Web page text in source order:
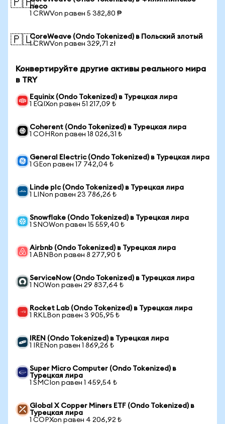
🇵🇭песо
1 CRWVon равен 5 382,80 ₱
🇵🇱CoreWeave (Ondo Tokenized) в Польский злотый
1 CRWVon равен 329,71 zł
Конвертируйте другие активы реального мира
в TRY
Equinix (Ondo Tokenized) в Турецкая лира
1 EQIXon равен 51 217,09 ₺
Coherent (Ondo Tokenized) в Турецкая лира
1 COHRon равен 18 026,31 ₺
General Electric (Ondo Tokenized) в Турецкая лира
1 GEon равен 17 742,04 ₺
Linde plc (Ondo Tokenized) в Турецкая лира
1 LINon равен 23 786,26 ₺
Snowflake (Ondo Tokenized) в Турецкая лира
1 SNOWon равен 15 559,40 ₺
Airbnb (Ondo Tokenized) в Турецкая лира
1 ABNBon равен 8 277,90 ₺
ServiceNow (Ondo Tokenized) в Турецкая лира
1 NOWon равен 29 837,64 ₺
Rocket Lab (Ondo Tokenized) в Турецкая лира
1 RKLBon равен 3 905,95 ₺
IREN (Ondo Tokenized) в Турецкая лира
1 IRENon равен 1 869,26 ₺
Super Micro Computer (Ondo Tokenized) в
Турецкая лира
1 SMCIon равен 1 459,54 ₺
Global X Copper Miners ETF (Ondo Tokenized) в
Турецкая лира
1 COPXon равен 4 206,92 ₺